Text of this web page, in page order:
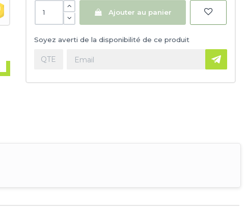
Ajouter au panier
Soyez averti de la disponibilité de ce produit